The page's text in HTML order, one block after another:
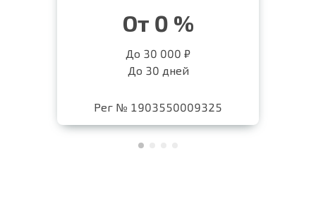
От 0 %
До 30 000 ₽
До 30 дней
Рег № 1903550009325